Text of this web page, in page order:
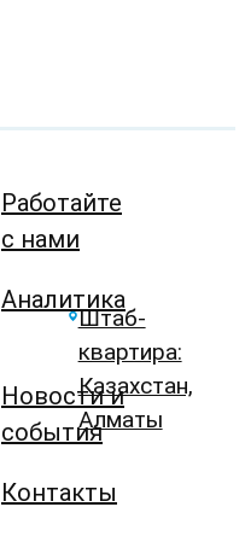
Работайте
с нами
Аналитика
Новости и
события
Контакты
Штаб-
квартира:
Казахстан,
Алматы